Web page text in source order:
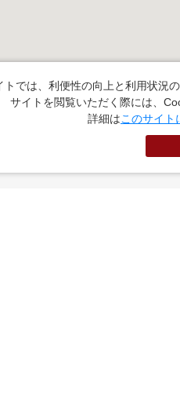
トでは、利便性の向上と利用状況
サイトを閲覧いただく際には、
詳細はこのサイト